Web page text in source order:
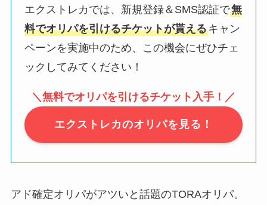
エクストレカでは、新規登録＆SMS認証で無
料でオリパを引けるチケットが貰えるキャン
ペーンを実施中のため、この機会にぜひチェ
ックしてみてください！
＼無料でオリパを引けるチケット入手！／
エクストレカのオリパを見る！
アド確定オリパがアツいと話題のTORAオリパ。